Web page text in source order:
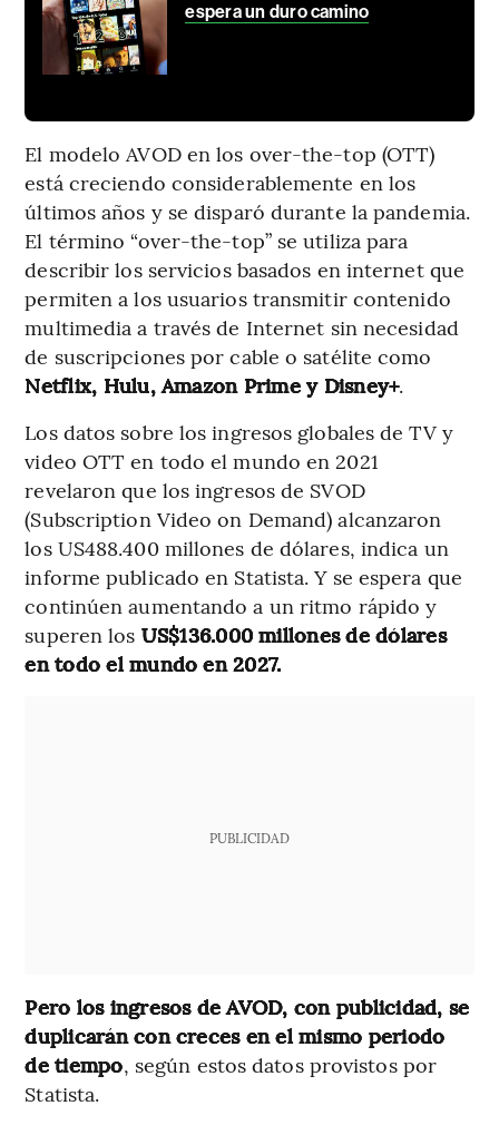
espera un duro camino
El modelo AVOD en los over-the-top (OTT)
está creciendo considerablemente en los
últimos años y se disparó durante la pandemia.
El término “over-the-top” se utiliza para
describir los servicios basados en internet que
permiten a los usuarios transmitir contenido
multimedia a través de Internet sin necesidad
de suscripciones por cable o satélite como
Netflix, Hulu, Amazon Prime y Disney+.
Los datos sobre los ingresos globales de TV y
video OTT en todo el mundo en 2021
revelaron que los ingresos de SVOD
(Subscription Video on Demand) alcanzaron
los US488.400 millones de dólares, indica un
informe publicado en Statista. Y se espera que
continúen aumentando a un ritmo rápido y
superen los US$136.000 millones de dólares
en todo el mundo en 2027.
PUBLICIDAD
Pero los ingresos de AVOD, con publicidad, se
duplicarán con creces en el mismo periodo
de tiempo, según estos datos provistos por
Statista.